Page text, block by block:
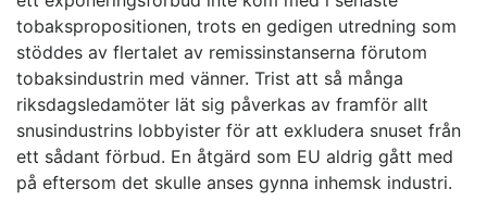
tobakspropositionen, trots en gedigen utredning som
stöddes av flertalet av remissinstanserna förutom
tobaksindustrin med vänner. Trist att så många
riksdagsledamöter lät sig påverkas av framför allt
snusindustrins lobbyister för att exkludera snuset från
ett sådant förbud. En åtgärd som EU aldrig gått med
på eftersom det skulle anses gynna inhemsk industri.